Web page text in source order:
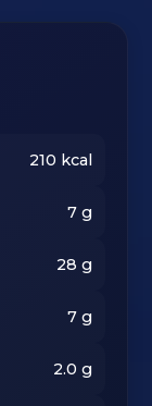
210 kcal
7g
28 g
7g
2.0 g